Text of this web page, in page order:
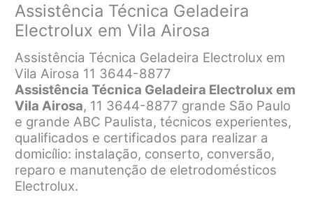
Assistência Técnica Geladeira
Electrolux em Vila Airosa
Assistência Técnica Geladeira Electrolux em
Vila Airosa 11 3644-8877
Assistência Técnica Geladeira Electrolux em
Vila Airosa, 11 3644-8877 grande São Paulo
e grande ABC Paulista, técnicos experientes,
qualificados e certificados para realizar a
domicílio: instalação, conserto, conversão,
reparo e manutenção de eletrodomésticos
Electrolux.